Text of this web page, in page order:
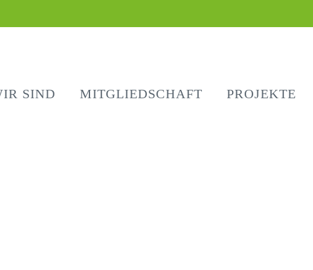
SIND MITGLIEDSCHAFT PROJEKTE